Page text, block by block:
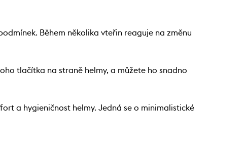
Během několika vteřin reaguje na změnu
tlačítka na straně helmy, a můžete ho snadno
a hygieničnost helmy. Jedná se o minimalistické